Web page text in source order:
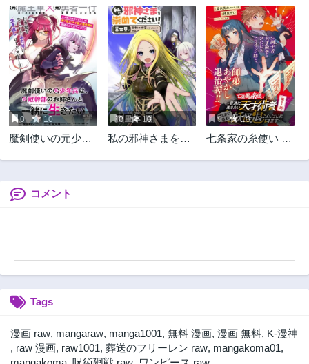
第140話
3ヶ月前
第139.2話
3ヶ月前
第139.1話
3ヶ月前
第138.2話
3ヶ月前
第138.1話
3ヶ月前
第137.2話
3ヶ月前
第137.1話
3ヶ月前
第136話
3ヶ月前
第135.2話 第135.1話
第134話
第129話
第127話
3ヶ月前
第126話
3ヶ月前
0 10
魔剣使いの元少年
生きたい
0 10
私の邪神さまを崇
官になったのでの
0 10
七条家の糸使い ～
弟子と妖怪退治は
コメント
Tags
漫画 raw, mangaraw, manga1001, 無料 漫画, 漫画 無料, K-漫神
, raw 漫画, raw1001, 葬送のフリーレン raw, mangakoma01,